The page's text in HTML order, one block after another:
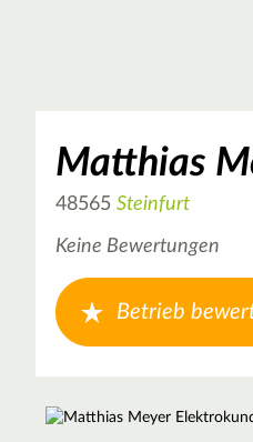
Matthias
48565 Steinfurt
Keine Bewertungen
Betrieb